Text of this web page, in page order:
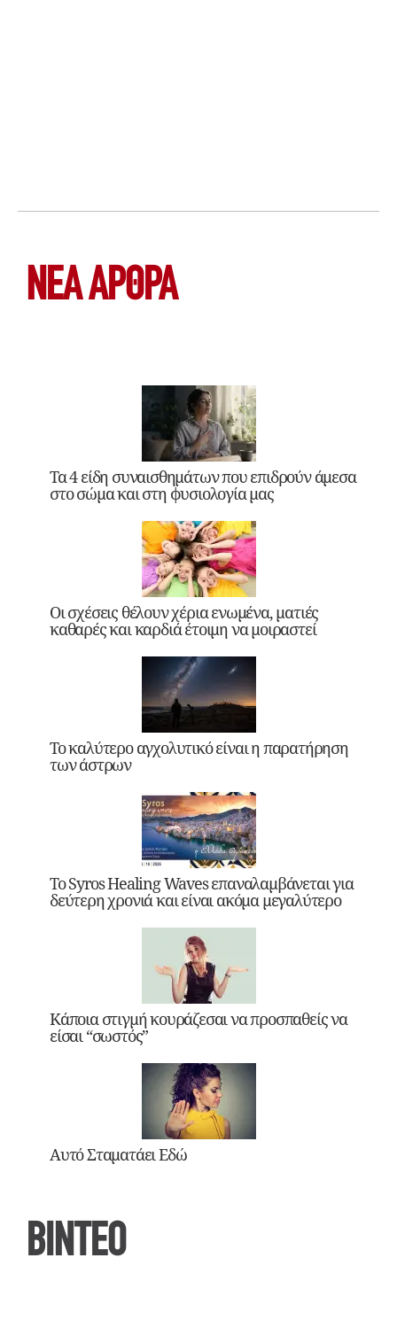
ΝΕΑ ΆΡΘΡΑ
Τα 4 είδη συναισθημάτων που επιδρούν άμεσα
στο σώμα και στη φυσιολογία μας
Οι σχέσεις θέλουν χέρια ενωμένα, ματιές
καθαρές και καρδιά έτοιμη να μοιραστεί
Το καλύτερο αγχολυτικό είναι η παρατήρηση
των άστρων
Το Syros Healing Waves επαναλαμβάνεται για
δεύτερη χρονιά και είναι ακόμα μεγαλύτερο
Κάποια στιγμή κουράζεσαι να προσπαθείς να
είσαι “σωστός”
Αυτό Σταματάει Εδώ
ΒΙΝΤΕΟ